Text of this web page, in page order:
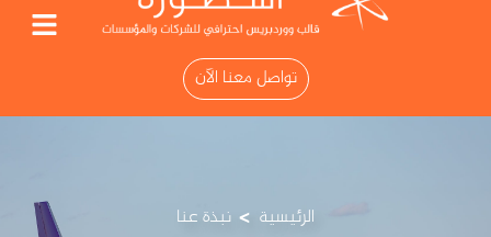
تواصل معنا الآن
الرئيسية > نبذة عنا